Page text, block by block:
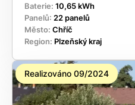
Baterie: 10,65 kWh
Panelů: 22 panelů
Město: Chříč
Region: Plzeňský kraj
Realizováno 09/2024